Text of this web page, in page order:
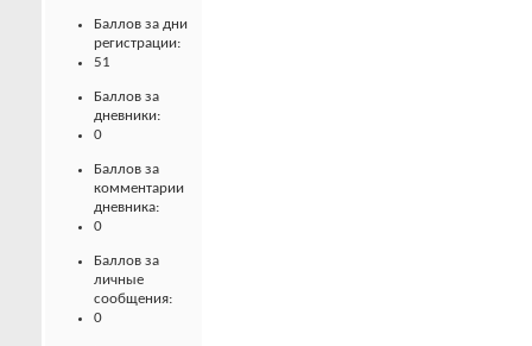
Баллов за дни
регистрации:
51
Баллов за
дневники:
0
Баллов за
комментарии
дневника:
0
Баллов за
личные
сообщения:
0